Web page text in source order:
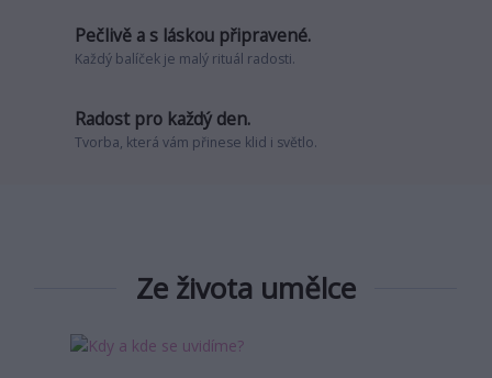
Pečlivě a s láskou připravené.
Každý balíček je malý rituál radosti.
Radost pro každý den.
Tvorba, která vám přinese klid i světlo.
Ze života umělce